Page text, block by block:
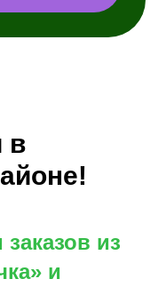
в
из
и